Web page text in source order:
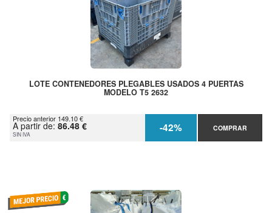
LOTE CONTENEDORES PLEGABLES USADOS 4 PUERTAS
MODELO T5 2632
Precio anterior 149.10 €
A partir de: 86.48 €
SIN IVA -42% COMPRAR